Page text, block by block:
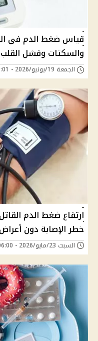
قياس ضغط الدم في
والسكتات وفشل القلب
الجمعة 19/يونيو/2026 - 05:01 ص
ارتفاع ضغط الدم
خطر الإصابة دون
السبت 23/مايو/2026 - 06:00 ص